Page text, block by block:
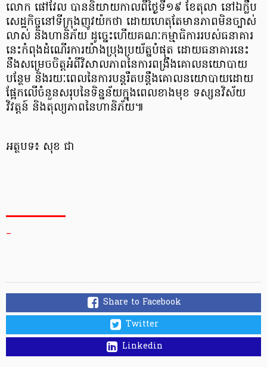
លោក ផៅវែល បាននិយាយកាលពីថ្ងៃទី១៩ ខែតុលា នៅឯក្លឹប
សេដ្ឋកិច្ចនៅទីក្រុងញូវយ៉កថា ដោយហេតុតែមានភាពមិនច្បាស់
លាស់ និងហានិភ័យ ដូច្នេះហើយគណៈកម្មាធិការរបស់ធនាគារ
នេះកំពុងដំណើរការយ៉ាងប្រុងប្រយ័ត្នបំផុត ដោយធនាគារនេះ
នឹងសម្រេចចិត្តអំពីវិសាលភាពនៃការពង្រឹងគោលនយោបាយ
បន្ថែម និងរយៈពេលនៃការបន្តរឹតបន្តឹងគោលនយោបាយដោយ
ផ្អែកលើចំនួនសរុបនៃទិន្នន័យក្នុងពេលខាងមុខ ទស្សនវិស័យ
វិវត្តន៍ និងតុល្យភាពនៃហានិភ័យ៕
អត្ថបទ៖ សុខ ជា
_
Share to Facebook
Twitter
Linkedin